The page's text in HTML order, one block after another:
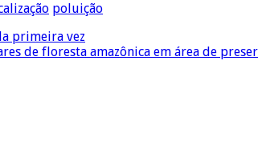
poluição
primeira vez
de floresta amazônica em área de